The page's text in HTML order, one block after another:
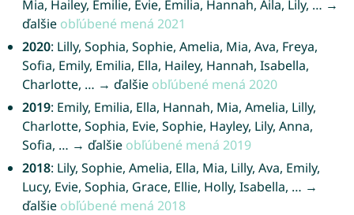
Mia, Hailey, Emilie, Evie, Emilia, Hannah, Aila, Lily, … →
ďalšie obľúbené mená 2021
2020: Lilly, Sophia, Sophie, Amelia, Mia, Ava, Freya,
Sofia, Emily, Emilia, Ella, Hailey, Hannah, Isabella,
Charlotte, … → ďalšie obľúbené mená 2020
2019: Emily, Emilia, Ella, Hannah, Mia, Amelia, Lilly,
Charlotte, Sophia, Evie, Sophie, Hayley, Lily, Anna,
Sofia, … → ďalšie obľúbené mená 2019
2018: Lily, Sophie, Amelia, Ella, Mia, Lilly, Ava, Emily,
Lucy, Evie, Sophia, Grace, Ellie, Holly, Isabella, … →
ďalšie obľúbené mená 2018